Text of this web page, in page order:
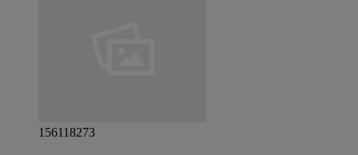
156118273